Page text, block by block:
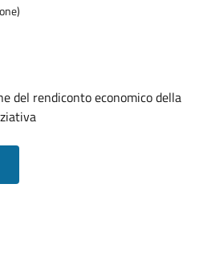
del rendiconto economico della